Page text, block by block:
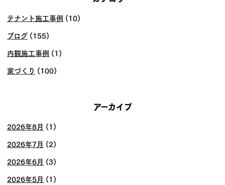
テナント施工事例 (10)
ブログ (155)
内観施工事例 (1)
家づくり (100)
アーカイブ
2026年8月 (1)
2026年7月 (2)
2026年6月 (3)
2026年5月 (1)